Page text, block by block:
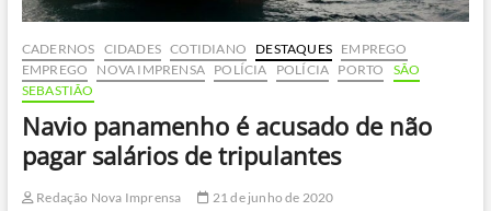
CADERNOS CIDADES COTIDIANO DESTAQUES EMPREGO
EMPREGO
NOVA IMPRENSA POLÍCIA POLÍCIA PORTO
SÃO
SEBASTIÃO
Navio panamenho é acusado de não
pagar salários de tripulantes
Redação Nova Imprensa
21 de junho de 2020